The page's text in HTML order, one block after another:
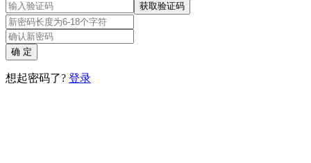
获取验证码
确 定
想起密码了? 登录